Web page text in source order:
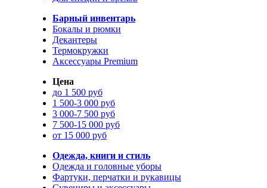
Барный инвентарь
Бокалы и рюмки
Декантеры
Термокружки
Аксессуары Premium
Цена
до 1 500 руб
1 500-3 000 руб
3 000-7 500 руб
7 500-15 000 руб
от 15 000 руб
Одежда, книги и стиль
Одежда и головные уборы
Фартуки, перчатки и рукавицы